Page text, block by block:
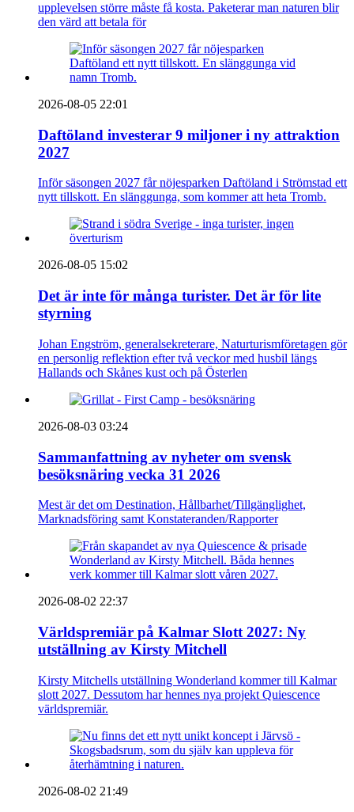
upplevelsen större måste få kosta. Paketerar man naturen blir
den värd att betala för
2026-08-05 22:01
Daftöland investerar 9 miljoner i ny attraktion
2027
Inför säsongen 2027 får nöjesparken Daftöland i Strömstad ett
nytt tillskott. En slänggunga, som kommer att heta Tromb.
2026-08-05 15:02
Det är inte för många turister. Det är för lite
styrning
Johan Engström, generalsekreterare, Naturturismföretagen gör
en personlig reflektion efter två veckor med husbil längs
Hallands och Skånes kust och på Österlen
2026-08-03 03:24
Sammanfattning av nyheter om svensk
besöksnäring vecka 31 2026
Mest är det om Destination, Hållbarhet/Tillgänglighet,
Marknadsföring samt Konstateranden/Rapporter
2026-08-02 22:37
Världspremiär på Kalmar Slott 2027: Ny
utställning av Kirsty Mitchell
Kirsty Mitchells utställning Wonderland kommer till Kalmar
slott 2027. Dessutom har hennes nya projekt Quiescence
världspremiär.
2026-08-02 21:49